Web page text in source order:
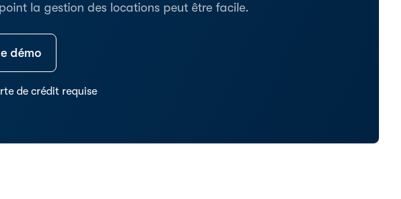
la gestion des locations peut être facile.
démo
de crédit requise